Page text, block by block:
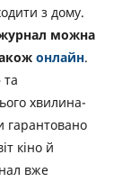
з дому.
можна
онлайн.
хвилина-
гарантовано
кіно й
вже